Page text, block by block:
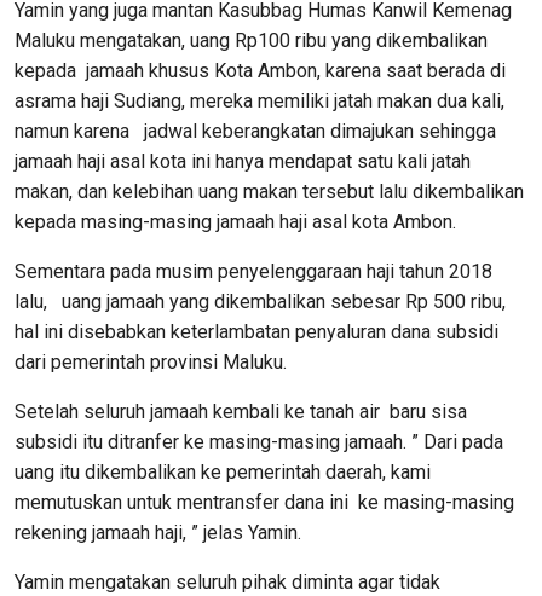
Yamin yang juga mantan Kasubbag Humas Kanwil Kemenag
Maluku mengatakan, uang Rp100 ribu yang dikembalikan
kepada jamaah khusus Kota Ambon, karena saat berada di
asrama haji Sudiang, mereka memiliki jatah makan dua kali,
namun karena jadwal keberangkatan dimajukan sehingga
jamaah haji asal kota ini hanya mendapat satu kali jatah
makan, dan kelebihan uang makan tersebut lalu dikembalikan
kepada masing-masing jamaah haji asal kota Ambon.
Sementara pada musim penyelenggaraan haji tahun 2018
lalu, uang jamaah yang dikembalikan sebesar Rp 500 ribu,
hal ini disebabkan keterlambatan penyaluran dana subsidi
dari pemerintah provinsi Maluku.
Setelah seluruh jamaah kembali ke tanah air baru sisa
subsidi itu ditranfer ke masing-masing jamaah. ” Dari pada
uang itu dikembalikan ke pemerintah daerah, kami
memutuskan untuk mentransfer dana ini ke masing-masing
rekening jamaah haji, ” jelas Yamin.
Yamin mengatakan seluruh pihak diminta agar tidak